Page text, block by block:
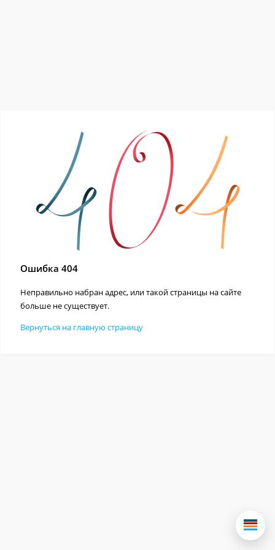
Ошибка 404
Неправильно набран адрес, или такой страницы на сайте
больше не существует.
Вернуться на главную страницу